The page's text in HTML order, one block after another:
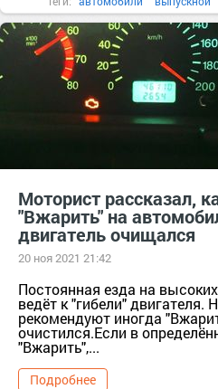
Моторист рассказал,
"Вжарить" на
двигатель очищался
20 ноя 2021 21:42
Постоянная езда на
ведёт к "гибели" двигателя.
рекомендуют иногда
очистился.Если в
"Вжарить",...
Подробнее